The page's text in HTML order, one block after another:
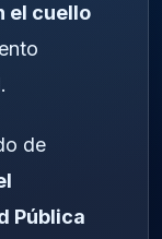
el cuello
de
Pública